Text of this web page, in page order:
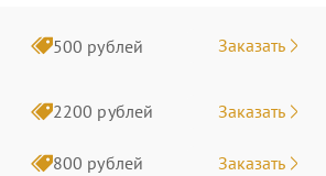
500 рублей Заказать
2200 рублей Заказать
800 рублей Заказать